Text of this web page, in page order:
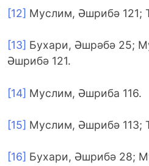
[12] Муслим, Әшрибә 121;
[13] Бухари, Әшрәбә 25;
Әшрибә 121.
[14] Муслим, Әшриба 116.
[15] Муслим, Әшрибә 113;
[16] Бухари, Әшрибә 28;